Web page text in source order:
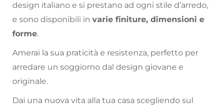
design italiano e si prestano ad ogni stile d’arredo,
e sono disponibili in varie finiture, dimensioni e
forme.
Amerai la sua praticità e resistenza, perfetto per
arredare un soggiorno dal design giovane e
originale.
Dai una nuova vita alla tua casa scegliendo sul